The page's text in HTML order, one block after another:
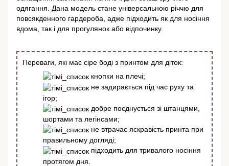
одягання. Дана модель стане універсальною річчю для
повсякденного гардероба, адже підходить як для носіння
вдома, так і для прогулянок або відпочинку.
Переваги, які має сіре боді з принтом для діток:
кнопки на плечі;
не задирається під час руху та
ігор;
добре поєднується зі штанцями,
шортами та легінсами;
не втрачає яскравість принта при
правильному догляді;
підходить для тривалого носіння
протягом дня.